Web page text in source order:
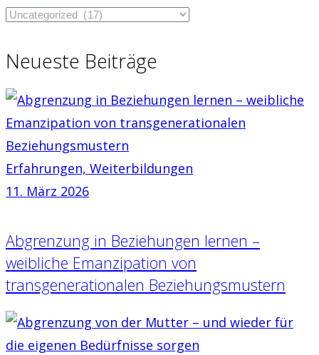
Kategorien
Neueste Beiträge
Erfahrungen, Weiterbildungen
11. März 2026
Abgrenzung in Beziehungen lernen –
weibliche Emanzipation von
transgenerationalen Beziehungsmustern